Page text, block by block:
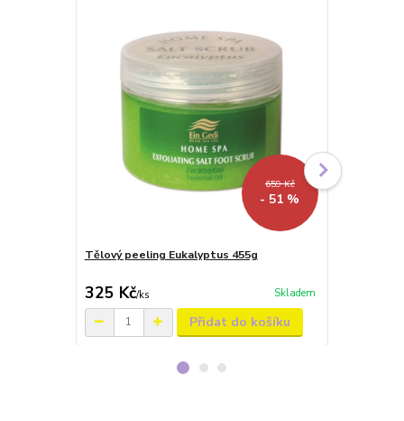
659 Kč
- 51 %
Tělový peeling Eukalyptus 455g
325 Kč/ks Skladem
Přidat do košíku